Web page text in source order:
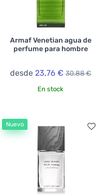
Armaf Venetian agua de
perfume para hombre
desde23,76 € 30,88 €
En stock
Nuevo